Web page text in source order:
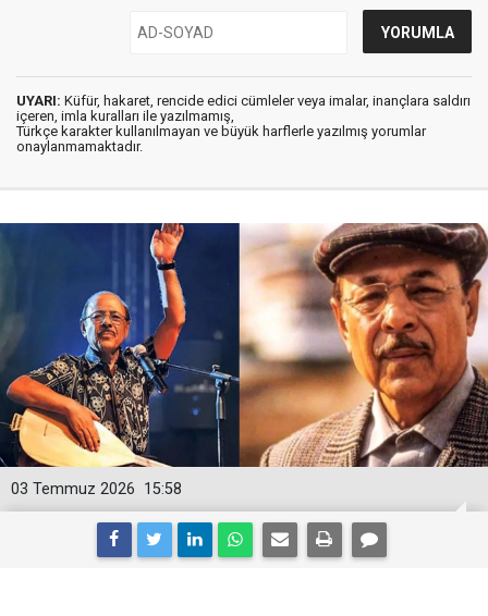
UYARI: Küfür, hakaret, rencide edici cümleler veya imalar, inançlara saldırı
içeren, imla kuralları ile yazılmamış,
Türkçe karakter kullanılmayan ve büyük harflerle yazılmış yorumlar
onaylanmamaktadır.
15:58
03 Temmuz 2026